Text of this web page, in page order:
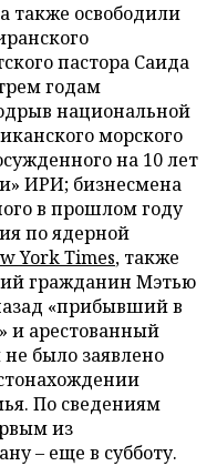
также освободили
пастора Саида
годам
национальной
морского
на 10 лет
ИРИ; бизнесмена
в прошлом году
по ядерной
York Times, также
гражданин Мэтью
«прибывший в
и арестованный
было заявлено
По сведениям
из
– еще в субботу.